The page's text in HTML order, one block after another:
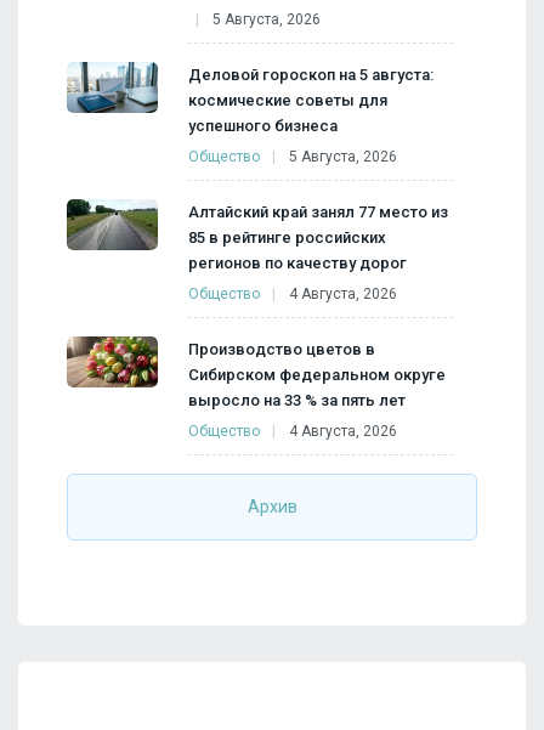
5 Августа, 2026
Деловой гороскоп на 5 августа:
космические советы для
успешного бизнеса
Общество 5 Августа, 2026
Алтайский край занял 77 место из
85 в рейтинге российских
регионов по качеству дорог
Общество 4 Августа, 2026
Производство цветов в
Сибирском федеральном округе
выросло на 33 % за пять лет
Общество 4 Августа, 2026
Архив